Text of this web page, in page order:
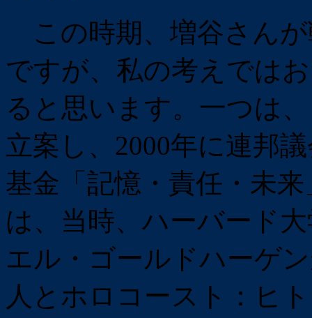
この時期、増谷さん
ですが、私の考えでは
ると思います。一つは
立案し、2000年に連邦
基金「記憶・責任・未
は、当時、ハーバード
エル・ゴールドハーゲ
人とホロコースト：ヒ